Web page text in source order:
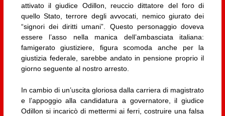
attivato il giudice Odillon, reuccio dittatore del foro di
quello Stato, terrore degli avvocati, nemico giurato dei
“signori dei diritti umani”. Questo personaggio doveva
essere l’asso nella manica dell’ambasciata italiana:
famigerato giustiziere, figura scomoda anche per la
giustizia federale, sarebbe andato in pensione proprio il
giorno seguente al nostro arresto.
In cambio di un’uscita gloriosa dalla carriera di magistrato
e l’appoggio alla candidatura a governatore, il giudice
Odillon si incaricò di mettermi ai ferri, costruire una falsa